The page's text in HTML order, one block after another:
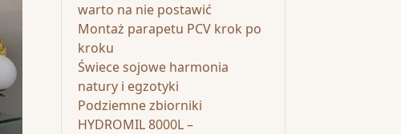
warto na nie postawić
Montaż parapetu PCV krok po
kroku
Świece sojowe harmonia
natury i egzotyki
Podziemne zbiorniki
HYDROMIL 8000L –